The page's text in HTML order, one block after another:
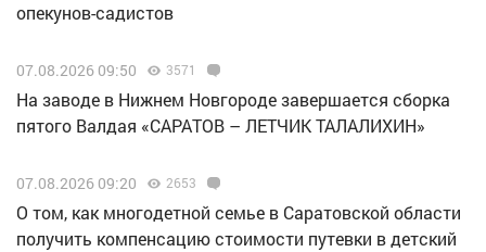
опекунов-садистов
07.08.2026 09:50 3571
Н️а заводе в Нижнем Новгороде завершается сборка
пятого Валдая «САРАТОВ – ЛЕТЧИК ТАЛАЛИХИН»
07.08.2026 09:20 2653
О том, как многодетной семье в Саратовской области
получить компенсацию стоимости путевки в детский